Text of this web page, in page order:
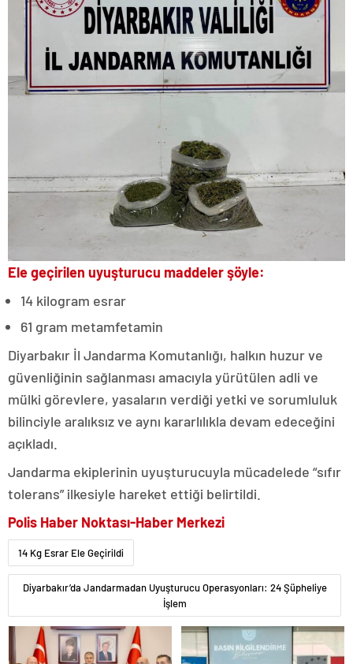
Ele geçirilen uyuşturucu maddeler şöyle:
14 kilogram esrar
61 gram metamfetamin
Diyarbakır İl Jandarma Komutanlığı, halkın huzur ve
güvenliğinin sağlanması amacıyla yürütülen adli ve
mülki görevlere, yasaların verdiği yetki ve sorumluluk
bilinciyle aralıksız ve aynı kararlılıkla devam edeceğini
açıkladı.
Jandarma ekiplerinin uyuşturucuyla mücadelede “sıfır
tolerans” ilkesiyle hareket ettiği belirtildi.
Polis Haber Noktası-Haber Merkezi
14 Kg Esrar Ele Geçirildi
Diyarbakır’da Jandarmadan Uyuşturucu Operasyonları: 24 Şüpheliye
İşlem